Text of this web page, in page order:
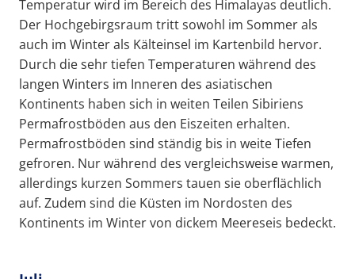
Temperatur wird im Bereich des Himalayas deutlich.
Der Hochgebirgsraum tritt sowohl im Sommer als
auch im Winter als Kälteinsel im Kartenbild hervor.
Durch die sehr tiefen Temperaturen während des
langen Winters im Inneren des asiatischen
Kontinents haben sich in weiten Teilen Sibiriens
Permafrostböden aus den Eiszeiten erhalten.
Permafrostböden sind ständig bis in weite Tiefen
gefroren. Nur während des vergleichsweise warmen,
allerdings kurzen Sommers tauen sie oberflächlich
auf. Zudem sind die Küsten im Nordosten des
Kontinents im Winter von dickem Meereseis bedeckt.